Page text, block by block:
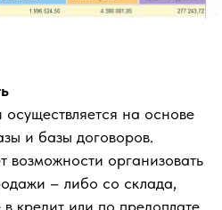
на основе
и базы договоров.
возможности организовать
– либо со склада,
кредит или по предоплате.